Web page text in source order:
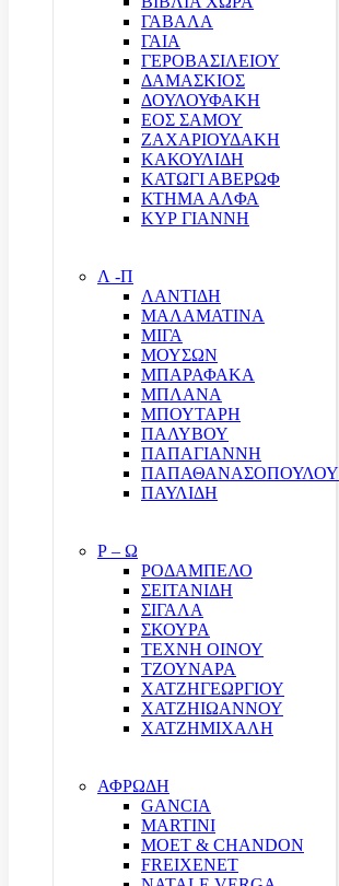
ΓΑΒΑΛΑ
ΓΑΙΑ
ΓΕΡΟΒΑΣΙΛΕΙΟΥ
ΔΑΜΑΣΚΙΟΣ
ΔΟΥΛΟΥΦΑΚΗ
ΕΟΣ ΣΑΜΟΥ
ΖΑΧΑΡΙΟΥΔΑΚΗ
ΚΑΚΟΥΛΙΔΗ
ΚΑΤΩΓΙ ΑΒΕΡΩΦ
ΚΤΗΜΑ ΑΛΦΑ
ΚΥΡ ΓΙΑΝΝΗ
Λ -Π
ΛΑΝΤΙΔΗ
ΜΑΛΑΜΑΤΙΝΑ
ΜΙΓΑ
ΜΟΥΣΩΝ
ΜΠΑΡΑΦΑΚΑ
ΜΠΛΑΝΑ
ΜΠΟΥΤΑΡΗ
ΠΑΛΥΒΟΥ
ΠΑΠΑΓΙΑΝΝΗ
ΠΑΠΑΘΑΝΑΣΟΠΟΥΛΟΥ
ΠΑΥΛΙΔΗ
Ρ – Ω
ΡΟΔΑΜΠΕΛΟ
ΣΕΙΤΑΝΙΔΗ
ΣΙΓΑΛΑ
ΣΚΟΥΡΑ
ΤΕΧΝΗ ΟΙΝΟΥ
ΤΖΟΥΝΑΡΑ
ΧΑΤΖΗΓΕΩΡΓΙΟΥ
ΧΑΤΖΗΙΩΑΝΝΟΥ
ΧΑΤΖΗΜΙΧΑΛΗ
ΑΦΡΩΔΗ
GANCIA
MARTINI
MOET & CHANDON
FREIXENET